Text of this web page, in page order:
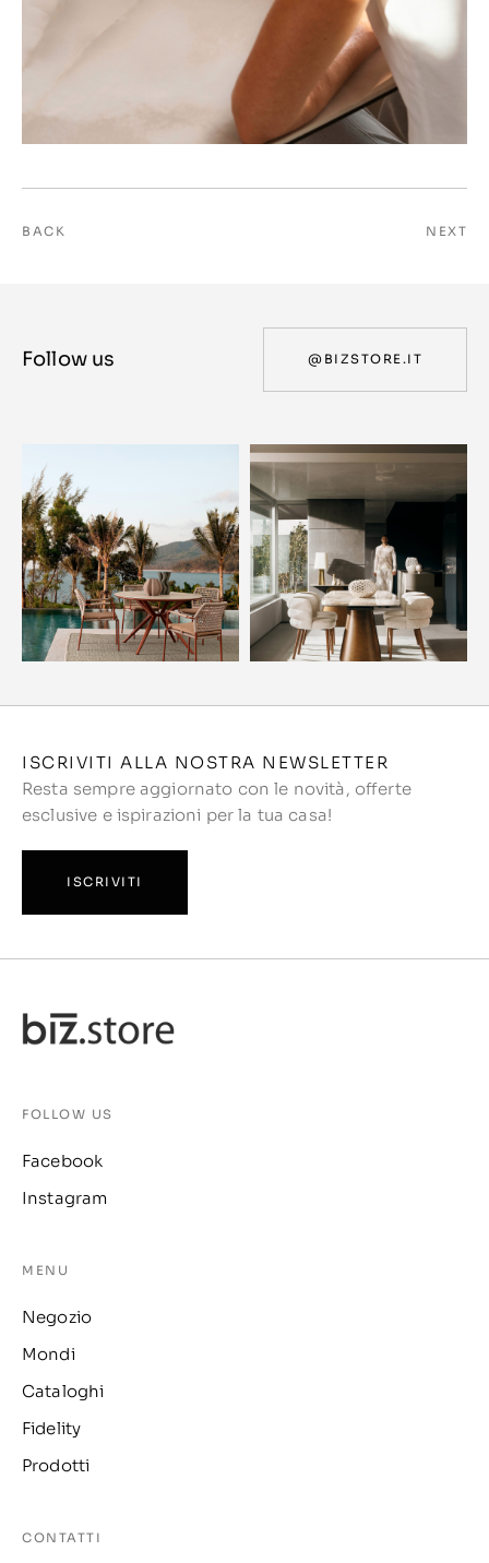
BACK NEXT
Follow us @BIZSTORE.IT
ISCRIVITI ALLA NOSTRA NEWSLETTER
Resta sempre aggiornato con le novità, offerte
esclusive e ispirazioni per la tua casa!
ISCRIVITI
FOLLOW US
Facebook
Instagram
MENU
Negozio
Mondi
Cataloghi
Fidelity
Prodotti
CONTATTI